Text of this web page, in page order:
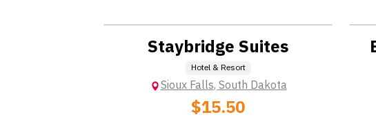
Staybridge Suites
Hotel & Resort
Sioux Falls,South Dakota
$15.50